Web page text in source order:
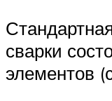
сварки
элементов